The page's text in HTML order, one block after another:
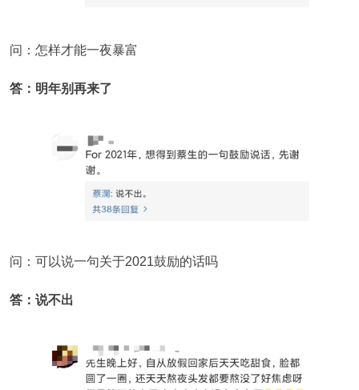
问：怎样才能一夜暴富
答：明年别再来了
问：可以说一句关于2021鼓励的话吗
答：说不出